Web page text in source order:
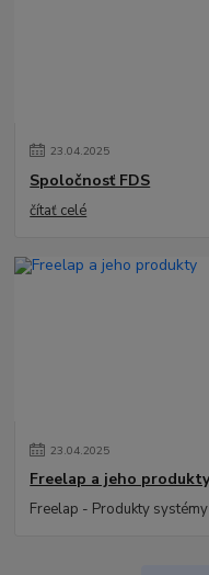
23.04.2025
Spoločnosť FDS
čítať celé
23.04.2025
Freelap a jeho
Freelap - Produkty